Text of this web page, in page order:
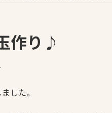
作り♪
した。